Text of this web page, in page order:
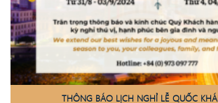
THÔNG BÁO LỊCH NGHỈ LỄ QUỐC